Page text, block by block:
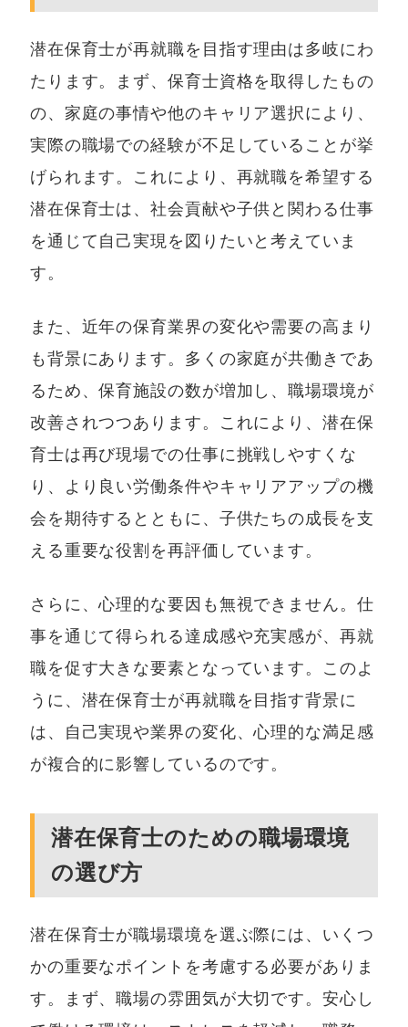
潜在保育士が再就職を目指す理由は多岐にわ
たります。まず、保育士資格を取得したもの
の、家庭の事情や他のキャリア選択により、
実際の職場での経験が不足していることが挙
げられます。これにより、再就職を希望する
潜在保育士は、社会貢献や子供と関わる仕事
を通じて自己実現を図りたいと考えていま
す。
また、近年の保育業界の変化や需要の高まり
も背景にあります。多くの家庭が共働きであ
るため、保育施設の数が増加し、職場環境が
改善されつつあります。これにより、潜在保
育士は再び現場での仕事に挑戦しやすくな
り、より良い労働条件やキャリアアップの機
会を期待するとともに、子供たちの成長を支
える重要な役割を再評価しています。
さらに、心理的な要因も無視できません。仕
事を通じて得られる達成感や充実感が、再就
職を促す大きな要素となっています。このよ
うに、潜在保育士が再就職を目指す背景に
は、自己実現や業界の変化、心理的な満足感
が複合的に影響しているのです。
潜在保育士のための職場環境
の選び方
潜在保育士が職場環境を選ぶ際には、いくつ
かの重要なポイントを考慮する必要がありま
す。まず、職場の雰囲気が大切です。安心し